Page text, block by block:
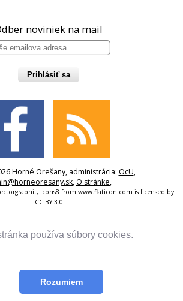
používa súbory cookies.
Rozumiem
noviniek na mail
Prihlásiť sa
Horné Orešany, administrácia: OcU,
, O stránke,
, Icons8 from www.flaticon.com is licensed by
CC BY 3.0